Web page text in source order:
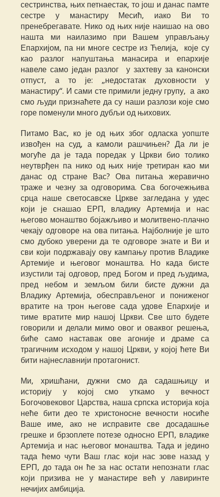
сестринства, њих петнаестак, то још и данас памте
сестре у манастиру Месић, иако Ви то
пренебрегавате. Нико од њих није наишао на ово
нашта ми наилазимо при Вашем управљању
Епархијом, па ни многе сестре из Ћелија, које су
као разлог напуштања манасира и епархије
навеле само један разлог у захтеву за канонски
отпуст, а то је: „недостатак духовности у
манастиру“. И сами сте примили једну групу, а ако
смо људи признаћете да су наши разлози које смо
горе поменули много дубљи од њихових.
Питамо Вас, ко је од њих због одласка уопште
извођен на суд, а камоли рашчињен? Да ли је
могуће да је тада поредак у Цркви био толико
неутврђен па нико од њих није третиран као ми
данас од стране Вас? Ова питања жеравично
траже и чезну за одговорима. Сва богочежњива
срца наше светосавске Цркве загледана у удес
који је снашао ЕРП, владику Артемија и нас
његово монаштво бојажљиво и молитвено-плачно
чекају одговоре на ова питања. Најболније је што
смо дубоко уверени да те одговоре знате и Ви и
сви који подржавају ову кампању против Владике
Артемије и његовог монаштва. Но када бисте
изустили тај одговор, пред Богом и пред људима,
пред небом и земљом били бисте дужни да
Владику Артемија, обесправљеног и пониженог
вратите на трон његове сада удове Епархије и
тиме вратите мир нашој Цркви. Све што будете
говорили и делали мимо овог и оваквог решења,
биће само наставак ове агоније и драме са
трагичним исходом у нашој Цркви, у којој ћете Ви
бити најнеславнији протагонист.
Ми, хришћани, дужни смо да садашњицу и
историју у којој смо уткамо у вечност
Богочовековог Царства, наша српска историја која
неће бити део те христоносне вечности носиће
Ваше име, ако не исправите све досадашње
грешке и брзоплете потезе односно ЕРП, владике
Артемија и нас његовог монаштва. Тада и једино
тада ћемо чути Ваш глас који нас зове назад у
ЕРП, до тада он ће за нас остати непознати глас
који призива не у манастире већ у лавиринте
нечијих амбиција.